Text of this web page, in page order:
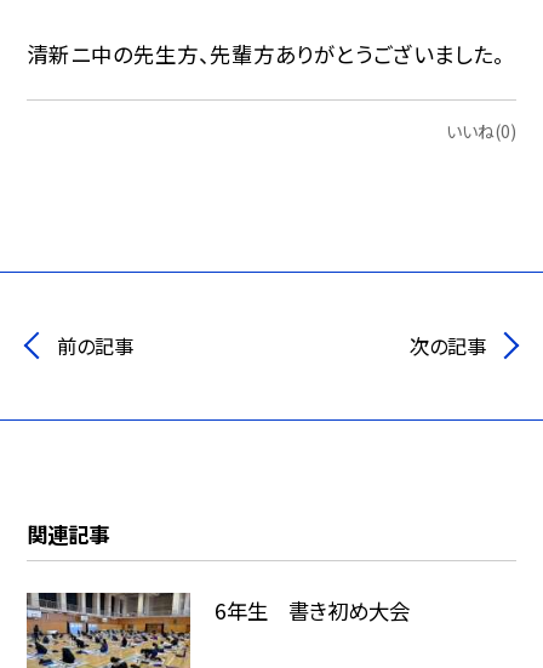
清新ニ中の先生方、先輩方ありがとうございました。
いいね(0)
前の記事 次の記事
関連記事
6年生 書き初め大会